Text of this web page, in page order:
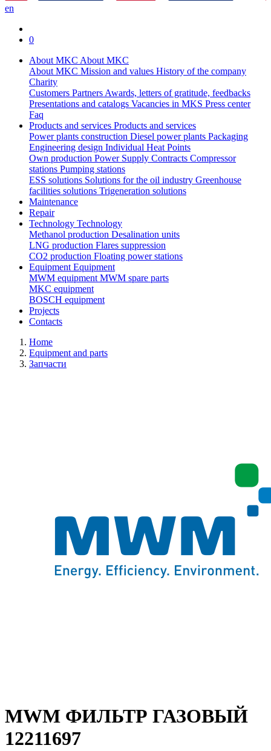
en
0
About MKC About MKC
About MKC Mission and values History of the company
Charity
Customers PartnersAwards, letters of gratitude, feedbacks
Presentations and catalogs Vacancies in MKS Press center
Faq
Products and services Products and services
Power plants construction Diesel power plants Packaging
Engineering design Individual Heat Points
Own production Power Supply Contracts Compressor
stations Pumping stations
ESS solutions Solutions for the oil industry Greenhouse
facilities solutions Trigeneration solutions
Maintenance
Repair
Technology Technology
Methanol production Desalination units
LNG production Flares suppression
СО2 production Floating power stations
EquipmentEquipment
MWM equipmentMWM spare parts
MKC equipment
BOSCH equipment
Projects
Contacts
Home
Equipment and parts
Запчасти
MWM ФИЛЬТР ГАЗОВЫЙ
12211697